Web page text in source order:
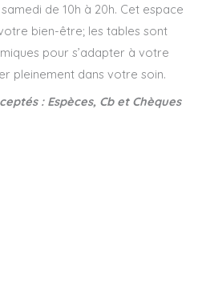
de 10h à 20h. Cet espace
bien-être; les tables sont
pour s’adapter à votre
pleinement dans votre soin.
: Espèces, Cb et Chèques